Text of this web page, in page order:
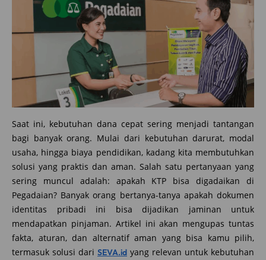
Saat ini, kebutuhan dana cepat sering menjadi tantangan
bagi banyak orang. Mulai dari kebutuhan darurat, modal
usaha, hingga biaya pendidikan, kadang kita membutuhkan
solusi yang praktis dan aman. Salah satu pertanyaan yang
sering muncul adalah: apakah KTP bisa digadaikan di
Pegadaian? Banyak orang bertanya-tanya apakah dokumen
identitas pribadi ini bisa dijadikan jaminan untuk
mendapatkan pinjaman. Artikel ini akan mengupas tuntas
fakta, aturan, dan alternatif aman yang bisa kamu pilih,
termasuk solusi dari SEVA.id yang relevan untuk kebutuhan